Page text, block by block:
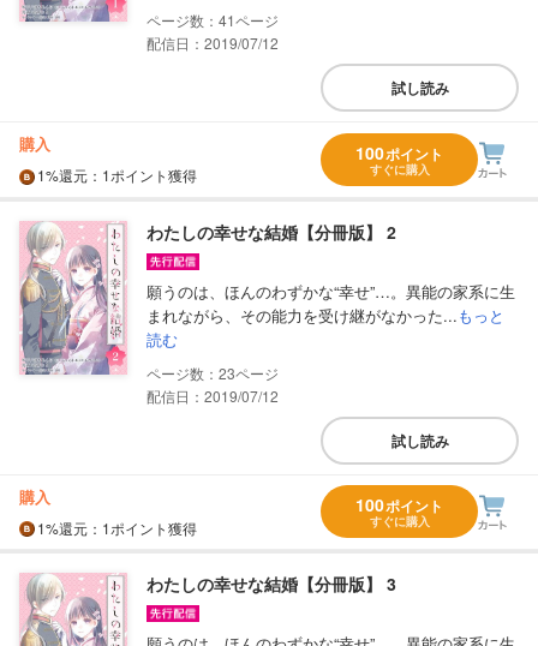
41
配信日：2019/07/12
試し読み
購入
1%還元 ：1ポイント獲得
100ポイント
すぐに購入
わたしの幸せな結婚【分冊版】 2
願うのは、ほんのわずかな“幸せ”…。異能の家系に生
まれながら、その能力を受け継がなかった...もっと
読む
23
配信日：2019/07/12
試し読み
購入
1%還元 ：1ポイント獲得
100ポイント
すぐに購入
わたしの幸せな結婚【分冊版】 3